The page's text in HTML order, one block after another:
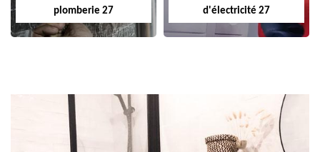
plomberie 27
d'électricité 27